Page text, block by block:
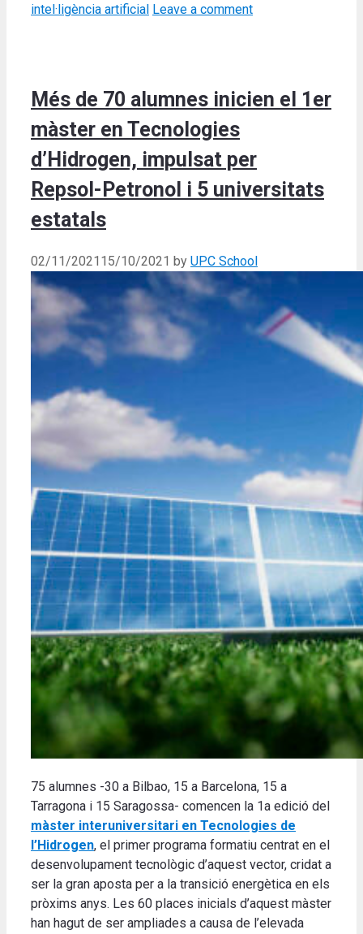
intel·ligència artificial Leave a comment
Més de 70 alumnes inicien el 1er
màster en Tecnologies
d’Hidrogen, impulsat per
Repsol-Petronol i 5 universitats
estatals
02/11/2021 15/10/2021 by UPC School
75 alumnes -30 a Bilbao, 15 a Barcelona, 15 a
Tarragona i 15 Saragossa- comencen la 1a edició del
màster interuniversitari en Tecnologies de
l’Hidrogen, el primer programa formatiu centrat en el
desenvolupament tecnològic d’aquest vector, cridat a
ser la gran aposta per a la transició energètica en els
pròxims anys. Les 60 places inicials d’aquest màster
han hagut de ser ampliades a causa de l’elevada